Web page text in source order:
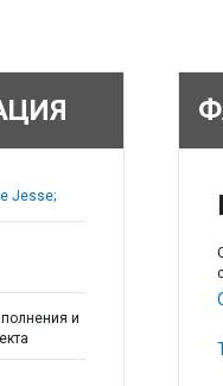
Jesse;
и